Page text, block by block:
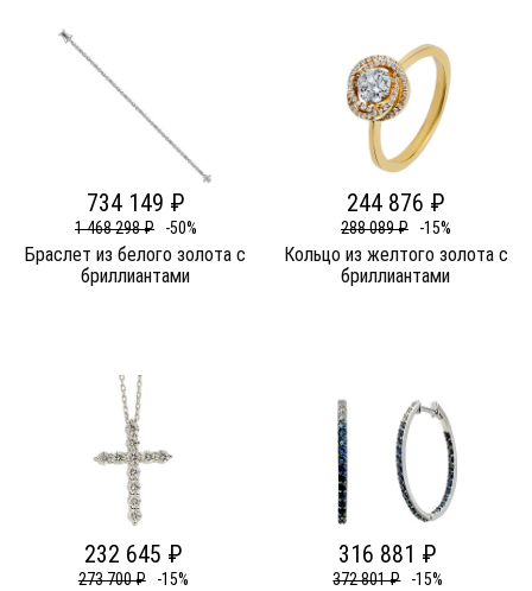
734 149 ₽
1 468 298 ₽ -50%
Браслет из белого золота c
бриллиантами
244 876 ₽
288 089 ₽ -15%
Кольцо из желтого золота c
бриллиантами
232 645 ₽
273 700 ₽ -15%
316 881 ₽
372 801 ₽ -15%